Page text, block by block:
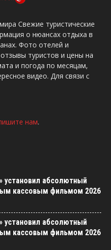
Свежие туристические
о нюансах отдыха в
Фото отелей и
туристов и цены на
и погода по месяцам,
видео. Для связи с
нам.
установил абсолютный
кассовым фильмом 2026
установил абсолютный
кассовым фильмом 2026